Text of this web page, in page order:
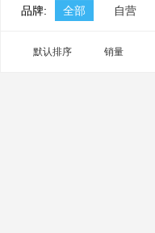
品牌: 全部 自营
默认排序 销量